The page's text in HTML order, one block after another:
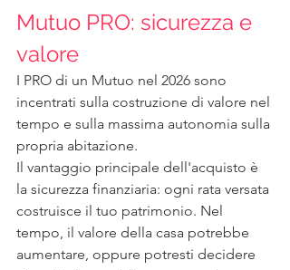
Mutuo PRO: sicurezza e
valore
I PRO di un Mutuo nel 2026 sono
incentrati sulla costruzione di valore nel
tempo e sulla massima autonomia sulla
propria abitazione.
Il vantaggio principale dell'acquisto è
la sicurezza finanziaria: ogni rata versata
costruisce il tuo patrimonio. Nel
tempo, il valore della casa potrebbe
aumentare, oppure potresti decidere